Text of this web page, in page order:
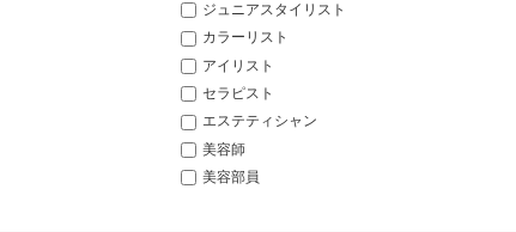
ジュニアスタイリスト
カラーリスト
アイリスト
セラピスト
エステティシャン
美容師
美容部員